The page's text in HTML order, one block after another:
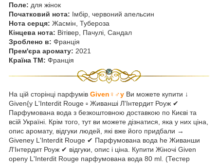
Поле: для жінок
Початковий нота: Імбір, червоний апельсин
Нота серця: Жасмін, Тубероза
Кінцева нота: Вітівер, Пачулі, Сандал
Зроблено в: Франція
Прем'єра аромату: 2021
Країна ТМ: Франція
На цій сторінці парфумів Given♀♂y Ви можете купити ↓
Given{y L'Interdit Rouge ▫ Живанші Л'Інтердит Роуж ✔
Парфумована вода з безкоштовною доставкою по Києві та
всій Україні. Крім того, тут ви можете дізнатися, яка у них ціна,
опис аромату, відгуки людей, які вже його придбали →
Giveney L'Interdit Rouge ✔ Парфумована вода he Живанши
Л'Інтердит Роуж ✔ відгуки, опис і ціна. Купити Жіночі Given
openy L'Interdit Rouge парфумована вода 80 ml. (Тестер